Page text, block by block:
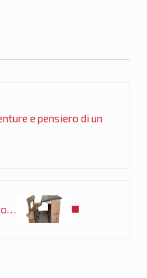
e pensiero di un